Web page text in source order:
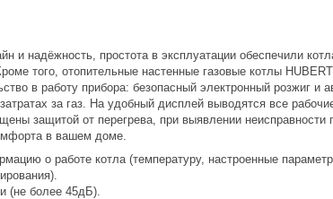
и надёжность, простота в эксплуатации обеспечили
того, отопительные настенные газовые котлы
в работу прибора: безопасный электронный розжиг и
за газ. На удобный дисплей выводятся все
защитой от перегрева, при выявлении неисправности
в вашем доме.
о работе котла (температуру, настроенные
(не более 45дБ).